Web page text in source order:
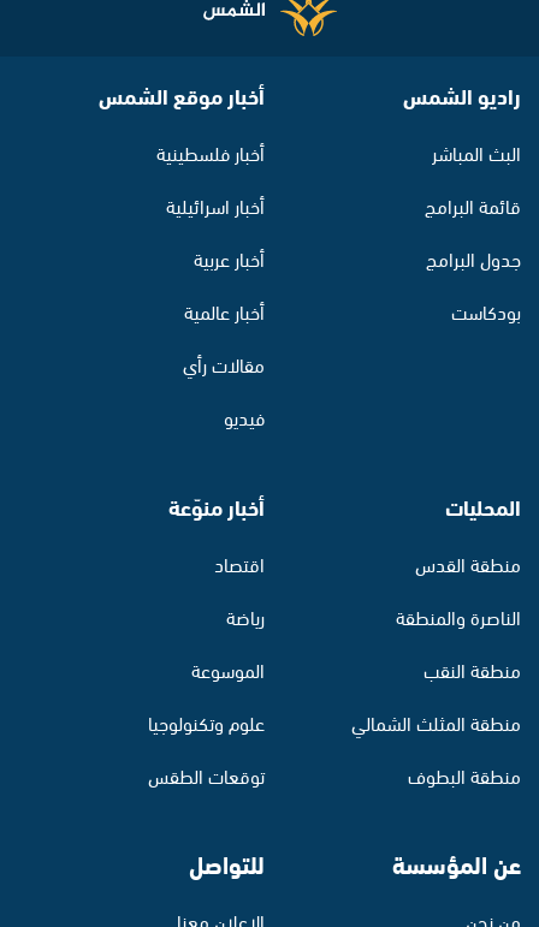
راديو الشمس
البث المباشر
قائمة البرامج
جدول البرامج
بودكاست
أخبار موقع الشمس
أخبار فلسطينية
أخبار اسرائيلية
أخبار عربية
أخبار عالمية
مقالات رأي
فيديو
المحليات
منطقة القدس
الناصرة والمنطقة
منطقة النقب
منطقة المثلث الشمالي
منطقة البطوف
أخبار منوّعة
اقتصاد
رياضة
الموسوعة
علوم وتكنولوجيا
توقعات الطقس
عن المؤسسة للتواصل